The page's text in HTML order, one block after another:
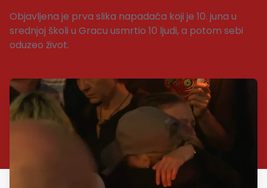
Objavljena je prva slika napadača koji je 10. juna u
srednjoj školi u Gracu usmrtio 10 ljudi, a potom sebi
oduzeo život.